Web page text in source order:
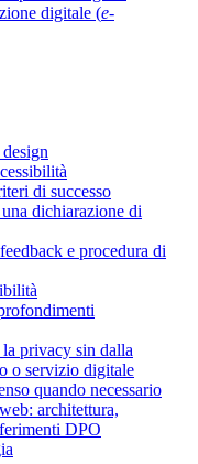
digitale (e-
di successo
dichiarazione di
e procedura di
privacy sin dalla
o servizio digitale
quando necessario
architettura,
DPO